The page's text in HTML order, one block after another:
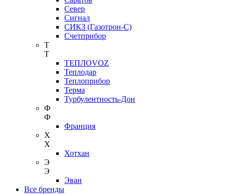
Север
Сигнал
СИКЗ (Газотрон-С)
Счетприбор
Т
Т
ТЕПЛОVOZ
Теплодар
Теплоприбор
Терма
Турбулентность-Дон
Ф
Ф
Франция
Х
Х
Хотхан
Э
Э
Эван
Все бренды